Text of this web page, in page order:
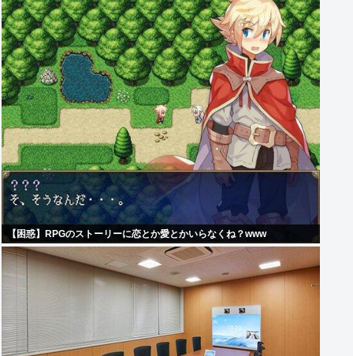
【困惑】RPGのストーリーに恋とか愛とかいらなくね？www